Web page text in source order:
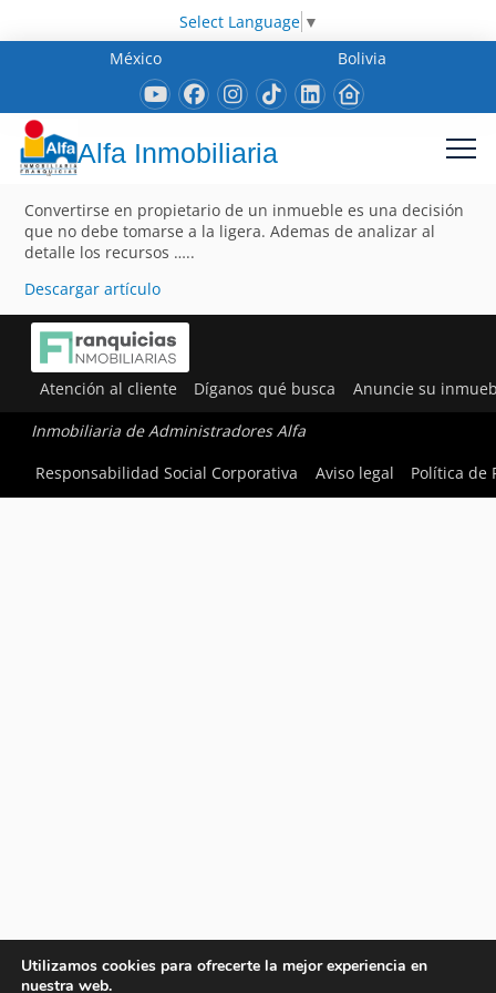
Select Language ▼
México
Bolivia
Alfa Inmobiliaria
Convertirse en propietario de un inmueble es una decisión
que no debe tomarse a la ligera. Ademas de analizar al
detalle los recursos …..
Descargar artículo
Atención al cliente Díganos qué busca Anuncie su
Inmobiliaria de Administradores Alfa
Responsabilidad Social Corporativa
Aviso legal Política de
Utilizamos cookies para ofrecerte la mejor experiencia en
nuestra web.